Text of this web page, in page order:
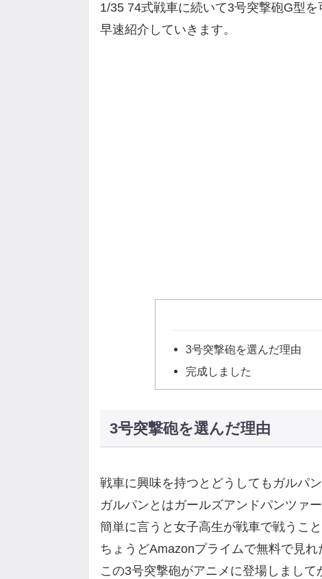
1/35 74式戦車に続いて3号突撃砲G型を
早速紹介していきます。
3号突撃砲を選んだ理由
完成しました
3号突撃砲を選んだ理由
戦車に興味を持つとどうしてもガルパ
ガルパンとはガールズアンドパンツァ
簡単に言うと女子高生が戦車で戦うこ
ちょうどAmazonプライムで無料で見れ
この3号突撃砲がアニメに登場しまして